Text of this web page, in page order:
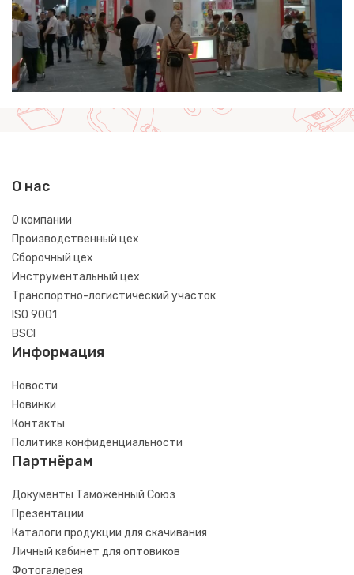
О нас
О компании
Производственный цех
Сборочный цех
Инструментальный цех
Транспортно-логистический участок
ISO 9001
BSCI
Информация
Новости
Новинки
Контакты
Политика конфиденциальности
Партнёрам
Документы Таможенный Союз
Презентации
Каталоги продукции для скачивания
Личный кабинет для оптовиков
Фотогалерея